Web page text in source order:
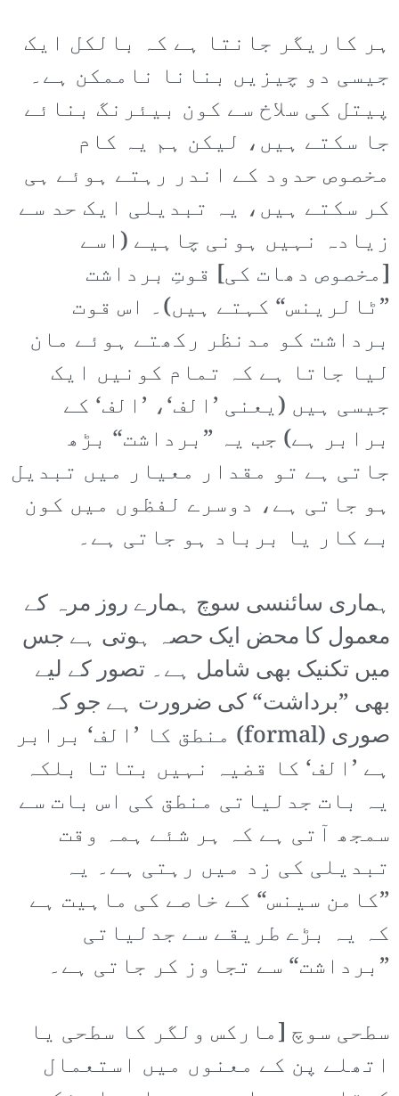
ہر کاریگر جانتا ہے کہ بالکل ایک
جیسی دو چیزیں بنانا ناممکن ہے۔
پیتل کی سلاخ سے کون بیئرنگ بنائے
جا سکتے ہیں، لیکن ہم یہ کام
مخصوص حدود کے اندر رہتے ہوئے ہی
کر سکتے ہیں، یہ تبدیلی ایک حد سے
زیادہ نہیں ہونی چاہیے (اسے
[مخصوص دھات کی] قوتِ برداشت
”ٹالرینس“ کہتے ہیں)۔ اس قوت
برداشت کو مدنظر رکھتے ہوئے مان
لیا جاتا ہے کہ تمام کونیں ایک
جیسی ہیں (یعنی ’الف‘، ’الف‘ کے
برابر ہے) جب یہ ”برداشت“ بڑھ
جاتی ہے تو مقدار معیار میں تبدیل
ہو جاتی ہے، دوسرے لفظوں میں کون
بے کار یا برباد ہو جاتی ہے۔
ہماری سائنسی سوچ ہمارے روز مرہ کے
معمول کا محض ایک حصہ ہوتی ہے جس
میں تکنیک بھی شامل ہے۔ تصور کے لیے
بھی ”برداشت“ کی ضرورت ہے جو کہ
صوری (formal) منطق کا ’الف‘ برابر
ہے ’الف‘ کا قضیہ نہیں بتاتا بلکہ
یہ بات جدلیاتی منطق کی اس بات سے
سمجھ آتی ہے کہ ہر شئے ہمہ وقت
تبدیلی کی زد میں رہتی ہے۔ یہ
”کامن سینس“ کے خاصے کی ماہیت ہے
کہ یہ بڑے طریقے سے جدلیاتی
”برداشت“ سے تجاوز کر جاتی ہے۔
سطحی سوچ [مارکس ولگر کا سطحی یا
اتھلے پن کے معنوں میں استعمال